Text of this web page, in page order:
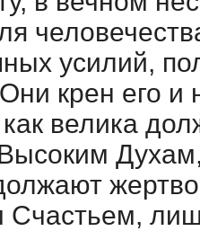
усилий,
крен его и
велика